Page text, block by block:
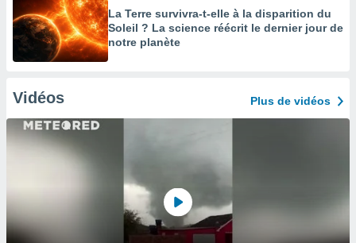
La Terre survivra-t-elle à la disparition du
Soleil ? La science réécrit le dernier jour de
notre planète
Vidéos Plus de vidéos